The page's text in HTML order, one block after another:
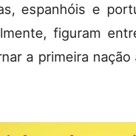
espanhóis e
figuram
a primeira nação